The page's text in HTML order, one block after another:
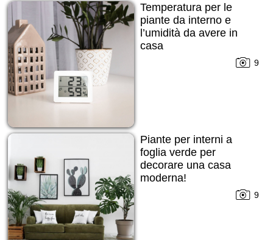
Temperatura per le
piante da interno e
l’umidità da avere in
casa
9
Piante per interni a
foglia verde per
decorare una casa
moderna!
9